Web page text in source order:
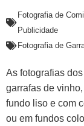
Fotografia de
Publicidade
Fotografia de
As fotografias
garrafas de
fundo liso e com
ou em fundos